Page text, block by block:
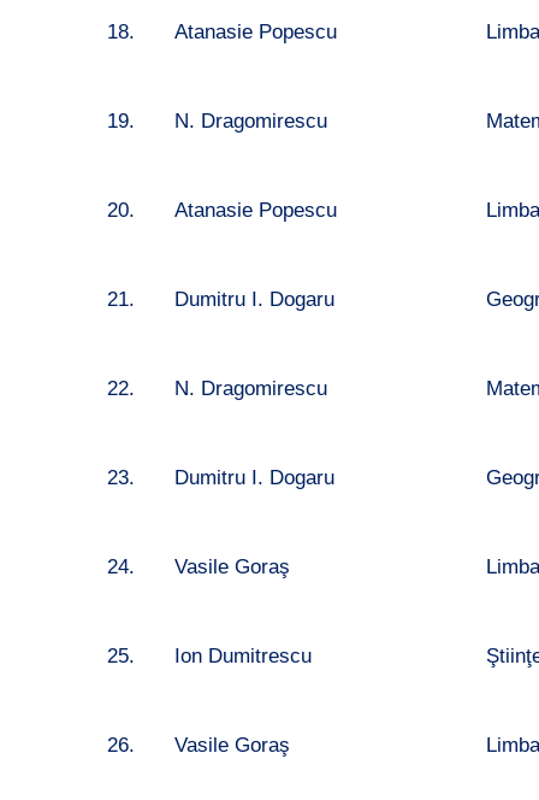
18. Atanasie Popescu
19. N. Dragomirescu
20. Atanasie Popescu
21. Dumitru I. Dogaru
22. N. Dragomirescu
23. Dumitru I. Dogaru
24. Vasile Goraş
25. Ion Dumitrescu
26. Vasile Goraş